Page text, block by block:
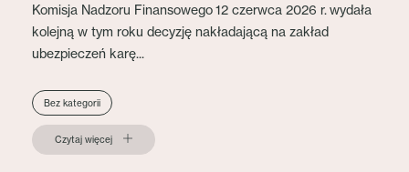
Komisja Nadzoru Finansowego 12 czerwca 2026 r. wydała
kolejną w tym roku decyzję nakładającą na zakład
ubezpieczeń karę...
Bez kategorii
Czytaj więcej